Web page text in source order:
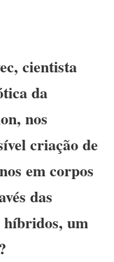
cientista
da
nos
criação de
em corpos
das
híbridos, um